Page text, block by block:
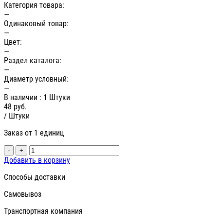
Категория товара:
—
Одинаковый товар:
—
Цвет:
—
Раздел каталога:
—
Диаметр условный:
—
В наличии : 1 Штуки
48 руб.
/ Штуки
Заказ от 1 единиц
- +
Добавить в корзину
Способы доставки
Самовывоз
Транспортная компания